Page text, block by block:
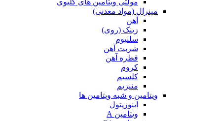
مولتی ویتامین های کلیوی
مینرال (مواد معدنی)
آهن
زینک (روی)
سلنیوم
شربت آهن
قطره آهن
کروم
کلسیم
منیزیم
ویتامین و شبه ویتامین ها
اینوزیتول
ویتامین A